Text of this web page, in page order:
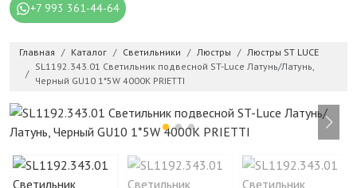
+7 993 361-44-64
Главная Каталог Светильники Люстры
Люстры ST LUCE
SL1192.343.01 Светильник подвесной ST-Luce Латунь/Латунь,
Черный GU10 1*5W 4000K PRIETTI